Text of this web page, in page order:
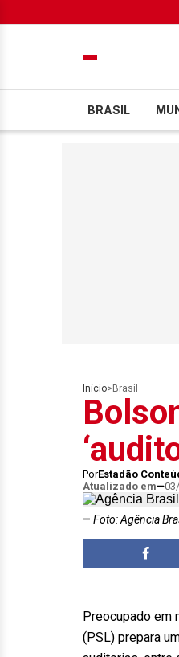
BRASIL
Início> Brasil
PorEstadão
Atualizado em
Foto: Agência
Preocupado em
(PSL) prepara